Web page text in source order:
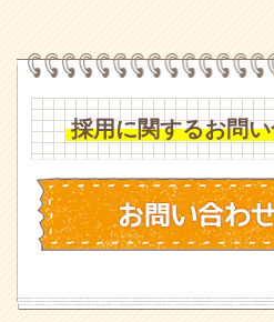
採用に関するお問